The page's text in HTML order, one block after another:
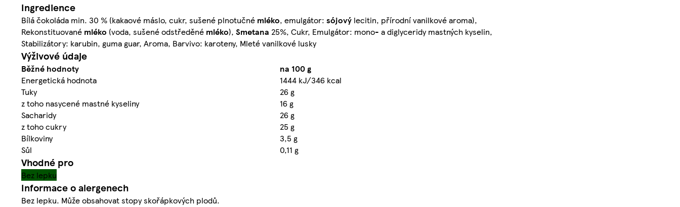
Ingredience
Bílá čokoláda min. 30 % (kakaové máslo, cukr, sušené plnotučné mléko, emulgátor: sójový lecitin, přírodní vanilkové aroma),
Rekonstituované mléko (voda, sušené odstředěné mléko), Smetana 25%, Cukr, Emulgátor: mono- a diglyceridy mastných kyselin,
Stabilizátory: karubin, guma guar, Aroma, Barvivo: karoteny, Mleté vanilkové lusky
Výživové údaje
Běžné hodnoty
na 100 g
Energetická hodnota
1444 kJ/346 kcal
Tuky
26 g
z toho nasycené mastné kyseliny
16 g
Sacharidy
26 g
z toho cukry
25 g
Bílkoviny
3,5 g
Sůl
0,11 g
Vhodné pro
Bez lepku
Informace o alergenech
Bez lepku. Může obsahovat stopy skořápkových plodů.